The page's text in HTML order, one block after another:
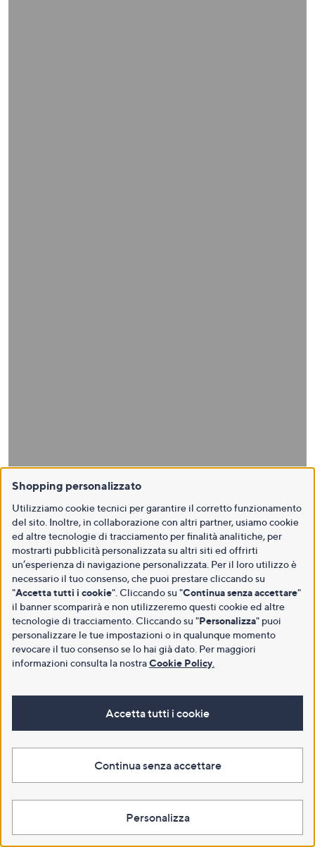
Shopping personalizzato
Utilizziamo cookie tecnici per garantire il corretto funzionamento
del sito. Inoltre, in collaborazione con altri partner, usiamo cookie
ed altre tecnologie di tracciamento per finalità analitiche, per
mostrarti pubblicità personalizzata su altri siti ed offrirti
un’esperienza di navigazione personalizzata. Per il loro utilizzo è
necessario il tuo consenso, che puoi prestare cliccando su
"Accetta tutti i cookie". Cliccando su "Continua senza accettare"
il banner scomparirà e non utilizzeremo questi cookie ed altre
tecnologie di tracciamento. Cliccando su "Personalizza" puoi
personalizzare le tue impostazioni o in qualunque momento
revocare il tuo consenso se lo hai già dato. Per maggiori
informazioni consulta la nostraCookie Policy
Accetta tutti i cookie
Continua senza accettare
Personalizza